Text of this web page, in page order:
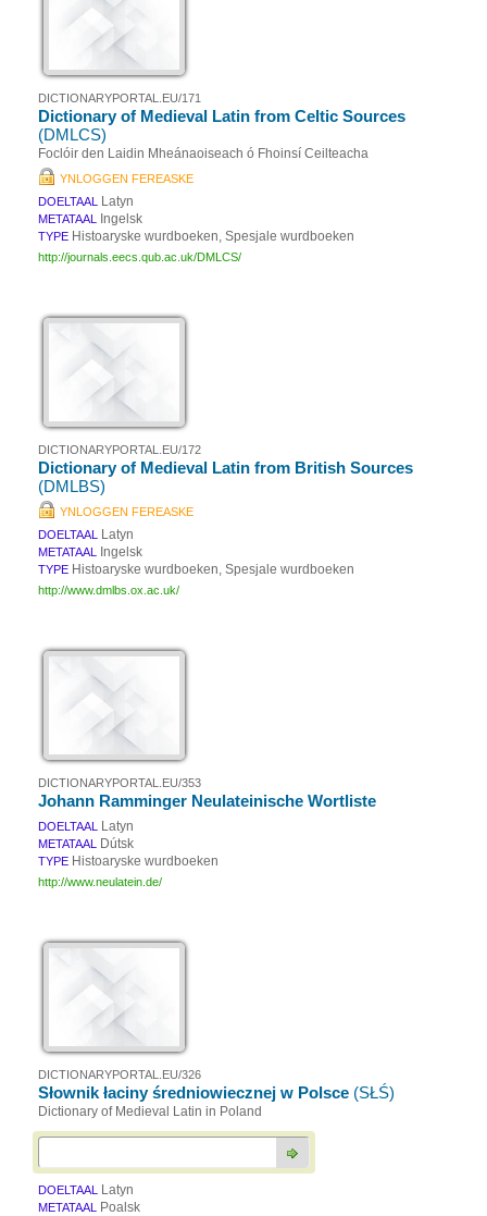
DICTIONARYPORTAL.EU/171
Dictionary of Medieval Latin from Celtic Sources
(DMLCS)
Foclóir den Laidin Mheánaoiseach ó Fhoinsí Ceilteacha
YNLOGGEN FEREASKE
DOELTAAL
Latyn
METATAAL Ingelsk
TYPE Histoaryske wurdboeken, Spesjale wurdboeken
http://journals.eecs.qub.ac.uk/DMLCS/
DICTIONARYPORTAL.EU/172
Dictionary of Medieval Latin from British Sources
(DMLBS)
YNLOGGEN FEREASKE
DOELTAAL
Latyn
METATAAL Ingelsk
TYPE Histoaryske wurdboeken, Spesjale wurdboeken
http://www.dmlbs.ox.ac.uk/
DICTIONARYPORTAL.EU/353
Johann Ramminger Neulateinische Wortliste
DOELTAAL Latyn
METATAAL Dútsk
TYPE Histoaryske wurdboeken
http://www.neulatein.de/
DICTIONARYPORTAL.EU/326
Słownik łaciny średniowiecznej w Polsce (SŁŚ)
Dictionary of Medieval Latin in Poland
DOELTAAL Latyn
METATAAL Poalsk